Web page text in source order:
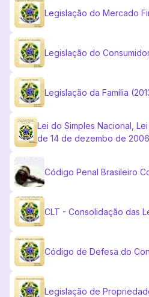
Legislação do Mercado
Legislação do
Legislação da Família
Lei do Simples Nacional, Lei
de 14 de dezembo de 2006
Código Penal Brasileiro
CLT - Consolidação das
Código de Defesa do
Legislação de